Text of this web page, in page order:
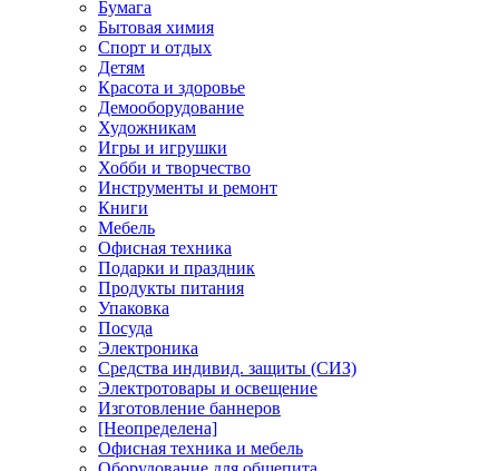
Бумага
Бытовая химия
Спорт и отдых
Детям
Красота и здоровье
Демооборудование
Художникам
Игры и игрушки
Хобби и творчество
Инструменты и ремонт
Книги
Мебель
Офисная техника
Подарки и праздник
Продукты питания
Упаковка
Посуда
Электроника
Средства индивид. защиты (СИЗ)
Электротовары и освещение
Изготовление баннеров
[Неопределена]
Офисная техника и мебель